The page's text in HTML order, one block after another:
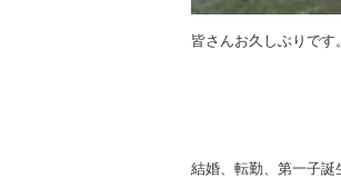
皆さんお久しぶりです。
結婚、転勤、第一子